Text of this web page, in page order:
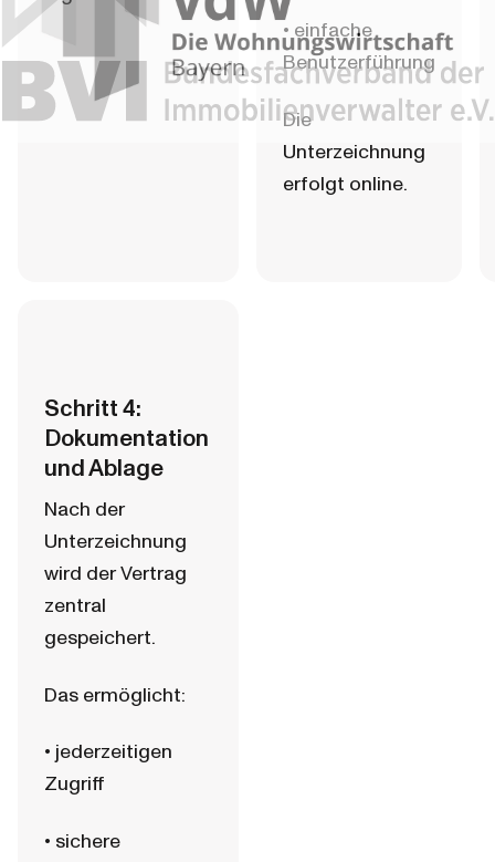
• einfache
Benutzerführung
Die
Unterzeichnung
erfolgt online.
Schritt 4:
Dokumentation
und Ablage
Nach der
Unterzeichnung
wird der Vertrag
zentral
gespeichert.
Das ermöglicht:
• jederzeitigen
Zugriff
• sichere